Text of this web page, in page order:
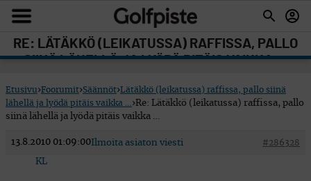
RE: LÄTÄKKÖ (LEIKATUSSA) RAFFISSA, PALLO
SIINÄ LÄHELLÄ JA LYÖDÄ PITÄIS VAIKKA …
Etusivu›Foorumit›Säännöt›Lätäkkö (leikatussa) raffissa, pallo siinä
lähellä ja lyödä pitäis vaikka … ›Re: Lätäkkö (leikatussa) raffissa, pallo
siinä lähellä ja lyödä pitäis vaikka …
13.8.2010 01:09:00 #286328
Ilmoita asiaton viesti
KL